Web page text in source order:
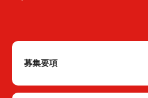
募集要項